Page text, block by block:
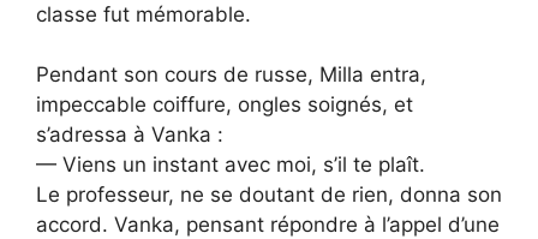
classe fut mémorable.
Pendant son cours de russe, Milla entra,
impeccable coiffure, ongles soignés, et
s’adressa à Vanka :
— Viens un instant avec moi, s’il te plaît.
Le professeur, ne se doutant de rien, donna son
accord. Vanka, pensant répondre à l’appel d’une